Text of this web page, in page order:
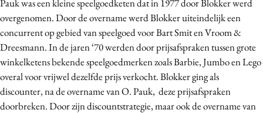
Pauk was een kleine speelgoedketen dat in 1977 door Blokker werd
overgenomen. Door de overname werd Blokker uiteindelijk een
concurrent op gebied van speelgoed voor Bart Smit en Vroom &
Dreesmann. In de jaren ‘70 werden door prijsafspraken tussen grote
winkelketens bekende speelgoedmerken zoals Barbie, Jumbo en Lego
overal voor vrijwel dezelfde prijs verkocht. Blokker ging als
discounter, na de overname van O. Pauk, deze prijsafspraken
doorbreken. Door zijn discountstrategie, maar ook de overname van